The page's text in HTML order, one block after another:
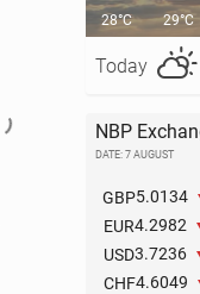
28°C
Today
29°C
NBP
DATE: 7 AUGUST
GBP5.0134
EUR4.2982
USD3.7236
CHF4.6049